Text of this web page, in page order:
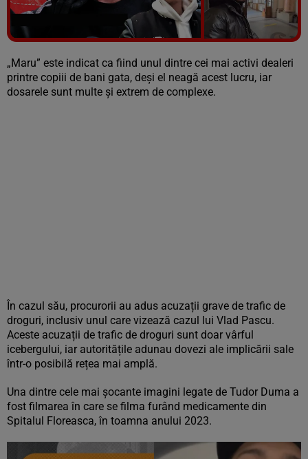
Vezi galeria foto
5 poze
„Maru” este indicat ca fiind unul dintre cei mai activi dealeri
printre copiii de bani gata, deși el neagă acest lucru, iar
dosarele sunt multe și extrem de complexe.
În cazul său, procurorii au adus acuzații grave de trafic de
droguri, inclusiv unul care vizează cazul lui Vlad Pascu.
Aceste acuzații de trafic de droguri sunt doar vârful
icebergului, iar autoritățile adunau dovezi ale implicării sale
într-o posibilă rețea mai amplă.
Una dintre cele mai șocante imagini legate de Tudor Duma a
fost filmarea în care se filma furând medicamente din
Spitalul Floreasca, în toamna anului 2023.